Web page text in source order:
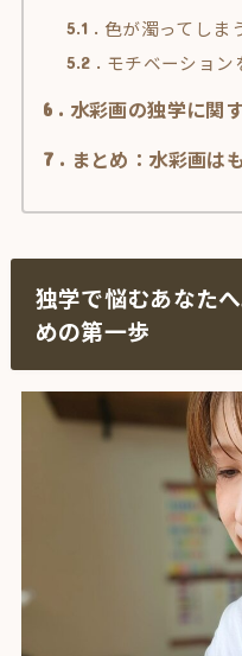
5.1 色が濁ってしま
5.2 モチベーション
6 水彩画の独学に関
7 まとめ：水彩画は
独学で悩むあなた
めの第一歩